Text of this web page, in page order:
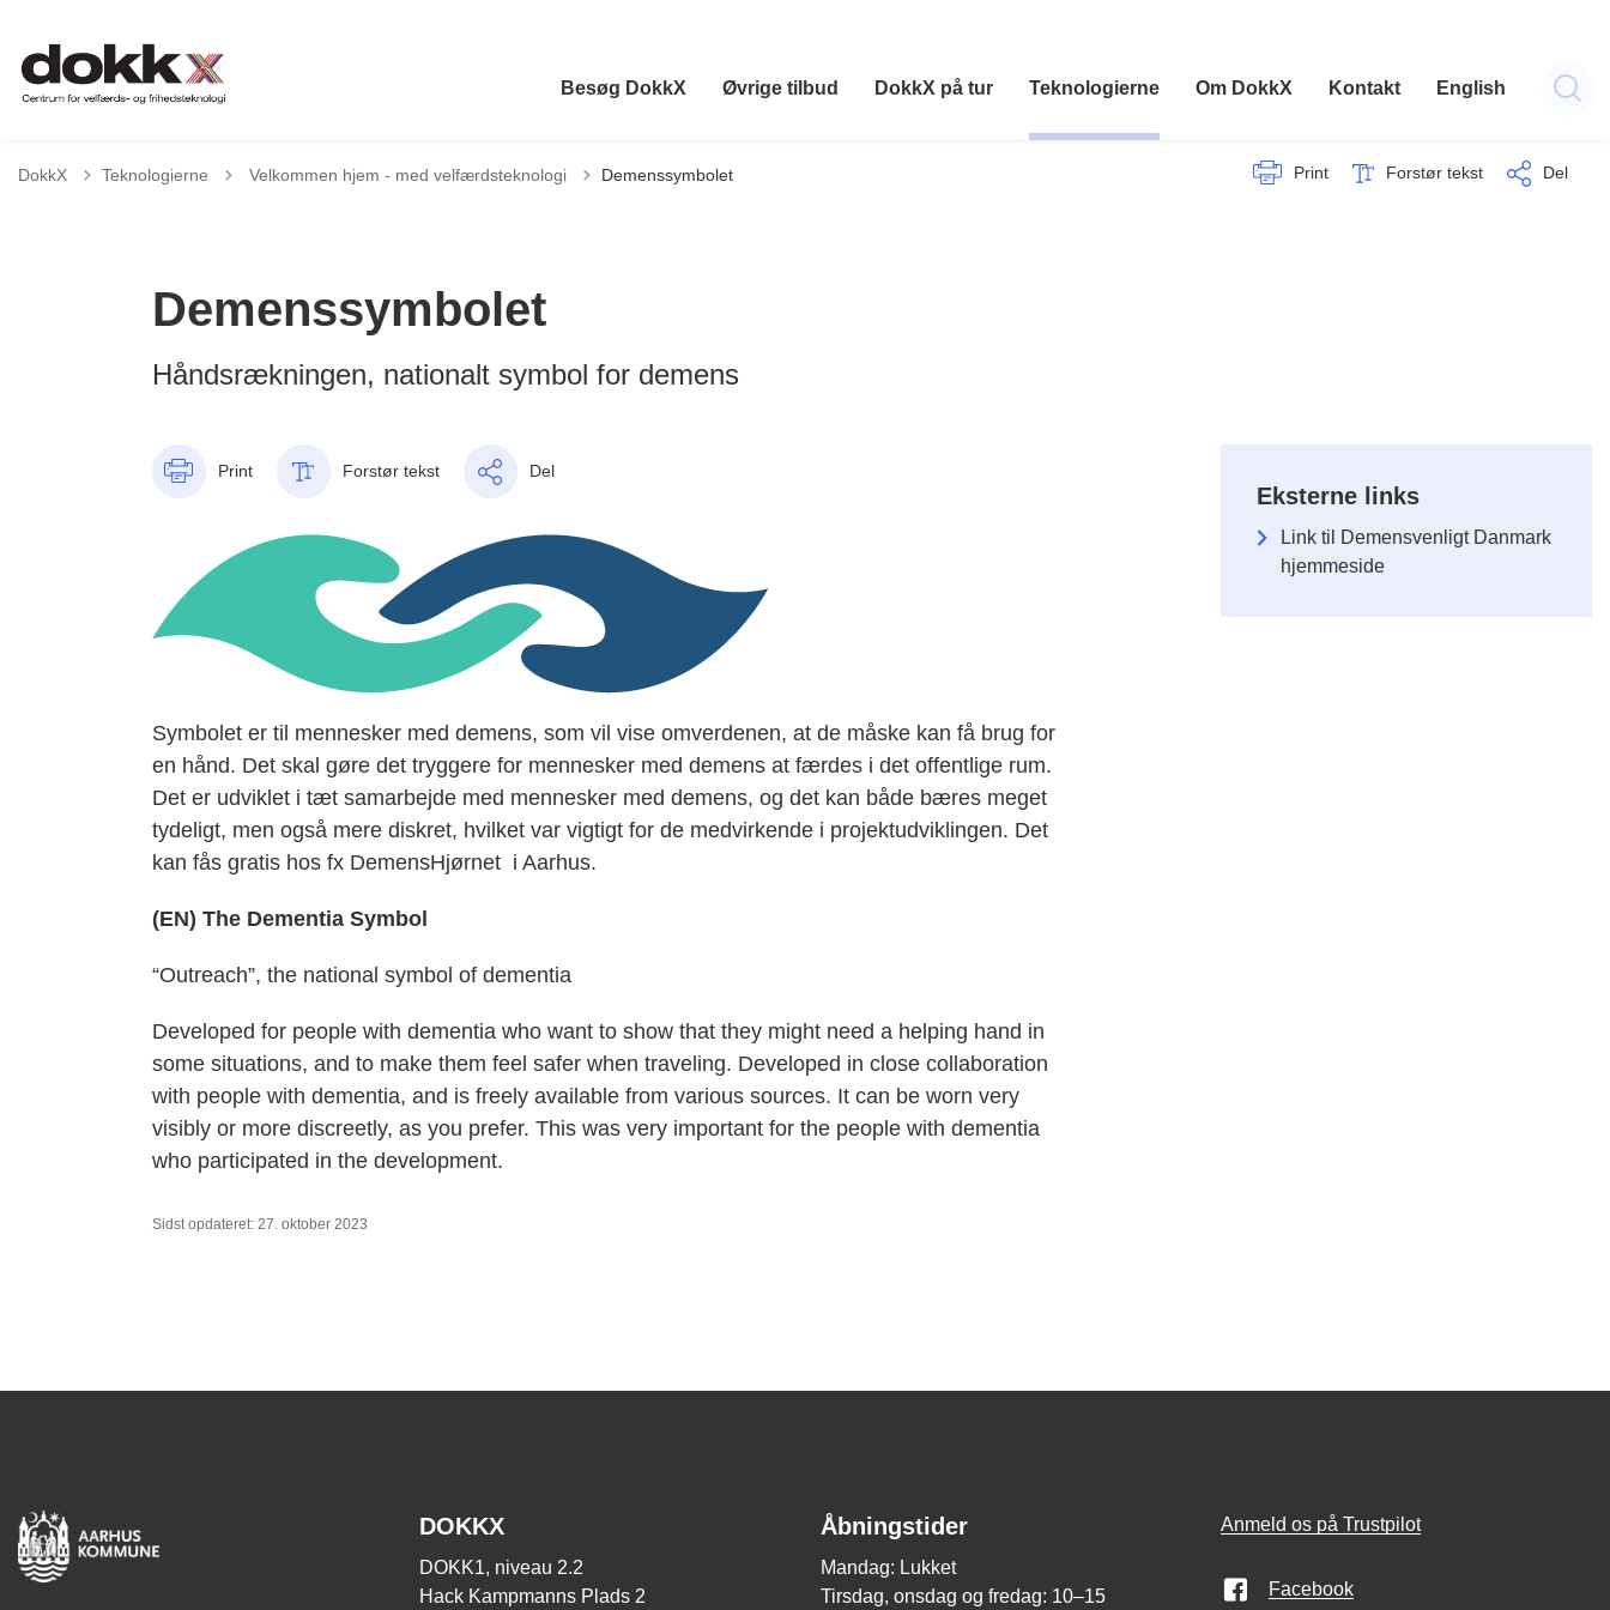
Besøg DokkX Øvrige tilbud DokkX på tur Teknologierne Om DokkX Kontakt English
DokkX Teknologierne Tilbage til
Velkommen hjem - med velfærdsteknologi Demenssymbolet Print Forstør tekst Del
Demenssymbolet
Håndsrækningen, nationalt symbol for demens
Print Forstør tekst Del
Symbolet er til mennesker med demens, som vil vise omverdenen, at de måske kan få brug for
en hånd. Det skal gøre det tryggere for mennesker med demens at færdes i det offentlige rum.
Det er udviklet i tæt samarbejde med mennesker med demens, og det kan både bæres meget
tydeligt, men også mere diskret, hvilket var vigtigt for de medvirkende i projektudviklingen. Det
kan fås gratis hos fx DemensHjørnet i Aarhus.
(EN) The Dementia Symbol
“Outreach”, the national symbol of dementia
Developed for people with dementia who want to show that they might need a helping hand in
some situations, and to make them feel safer when traveling. Developed in close collaboration
with people with dementia, and is freely available from various sources. It can be worn very
visibly or more discreetly, as you prefer. This was very important for the people with dementia
who participated in the development.
Eksterne links
Link til Demensvenligt Danmark
hjemmeside
Sidst opdateret: 27. oktober 2023
DOKKX
DOKK1, niveau 2.2
Hack Kampmanns Plads 2
Åbningstider
Mandag: Lukket
Tirsdag, onsdag og fredag: 10–15
Anmeld os på Trustpilot
Facebook